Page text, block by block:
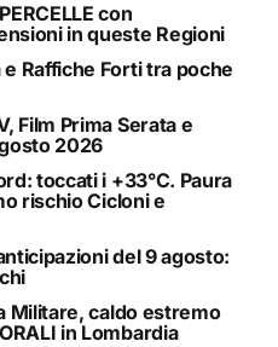
con
in queste Regioni
Raffiche Forti tra poche
Film Prima Serata e
2026
toccati i +33°C. Paura
rischio Cicloni e
del 9 agosto:
Militare, caldo estremo
in Lombardia